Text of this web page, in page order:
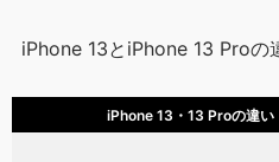
iPhone 13とiPhone 13 Proの
iPhone 13・13 Proの違い